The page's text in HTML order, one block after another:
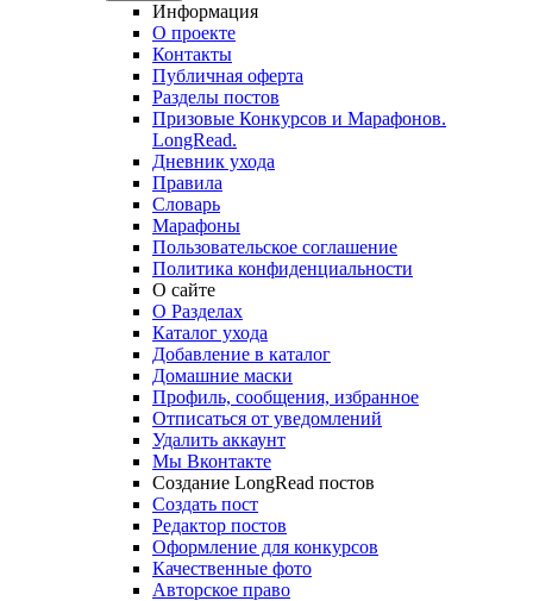
Информация
О проекте
Контакты
Публичная оферта
Разделы постов
Призовые Конкурсов и Марафонов.
LongRead.
Дневник ухода
Правила
Словарь
Марафоны
Пользовательское соглашение
Политика конфиденциальности
О сайте
О Разделах
Каталог ухода
Добавление в каталог
Домашние маски
Профиль, сообщения, избранное
Отписаться от уведомлений
Удалить аккаунт
Мы Вконтакте
Создание LongRead постов
Создать пост
Редактор постов
Оформление для конкурсов
Качественные фото
Авторское право